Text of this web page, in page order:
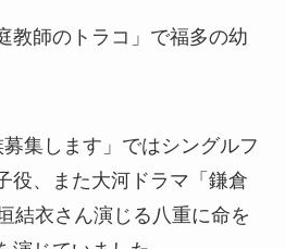
教師のトラコ」で福多の幼
集します」ではシングルフ
役、また大河ドラマ「鎌倉
結衣さん演じる八重に命を